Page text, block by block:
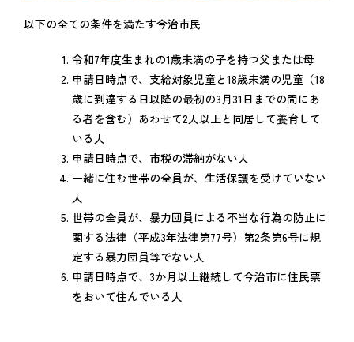
以下の全ての条件を満たす今治市民
令和7年度生まれの1歳未満の子を持つ父または母
申請日時点で、支給対象児童と18歳未満の児童（18
歳に到達する日以降の最初の3月31日までの間にあ
る者を含む）あわせて2人以上と同居して養育して
いる人
申請日時点で、市税の滞納がない人
一緒に住む世帯の全員が、生活保護を受けていない
人
世帯の全員が、暴力団員による不当な行為の防止に
関する法律（平成3年法律第77号）第2条第6号に規
定する暴力団員等でない人
申請日時点で、3か月以上継続して今治市に住民票
をおいて住んでいる人